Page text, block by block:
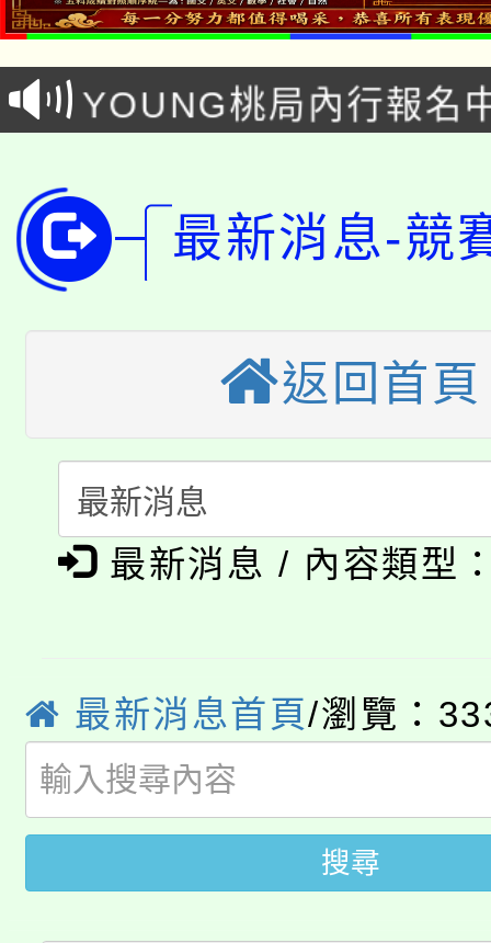
場熱烈登場!
8/21下午1時於龍潭區
徵才活動。
YOUNG桃局內行報名
8月14至27日，桃園電
開!
115年桃園市運動會8/
田徑場及游泳池舉行。
桃園市低收入戶享有免
半價優惠，詳情可洽有
者。
份教師增能研習
大溪自造教育及科技
淨零綠生活教案入校路
會
115年食農教育專業人
程
「本色祭」8/29、30在
場熱烈登場!
8/21下午1時於龍潭區
局官網。
8月14至27日，桃園電
開!
115年桃園市運動會8/
田徑場及游泳池舉行。
桃園市低收入戶享有免
視費優惠，中低收入戶
大園自造教育及科技
最新消息-競
返回首頁
最新消息 / 內容類型
最新消息首頁/瀏覽：
搜尋